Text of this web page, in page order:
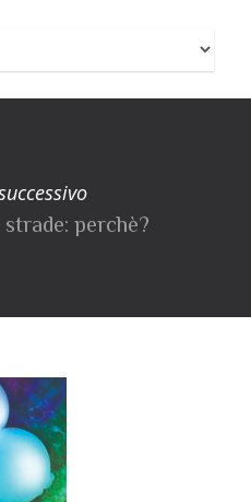
perchè?